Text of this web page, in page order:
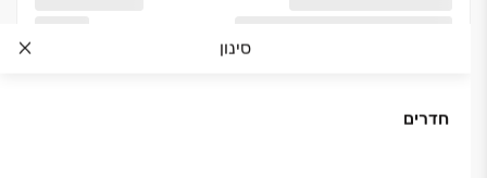
סינון
חדרים